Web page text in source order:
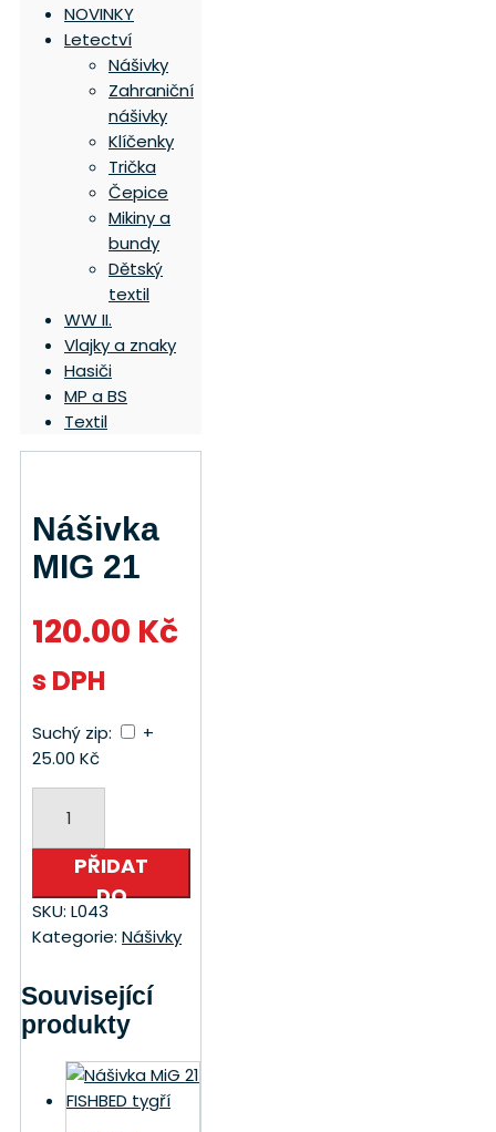
Nášivka
MIG 21
120.00 Kč
s DPH
Suchý zip:
+
25.00 Kč
21
množstvíPŘIDAT
DO
KOŠÍKU
SKU: L043
Kategorie: Nášivky
Související
produkty
NOVINKY
Letectví
Nášivky
Zahraniční
nášivky
Klíčenky
Trička
Čepice
Mikiny a
bundy
Dětský
textil
WW II.
Vlajky a znaky
Hasiči
MP a BS
Textil